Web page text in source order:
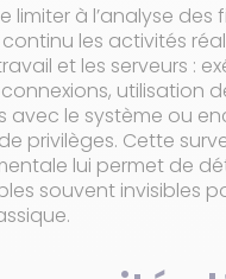
limiter à l’analyse des
les activités
et les serveurs :
utilisation
avec le système ou
privilèges. Cette
lui permet de
souvent invisibles